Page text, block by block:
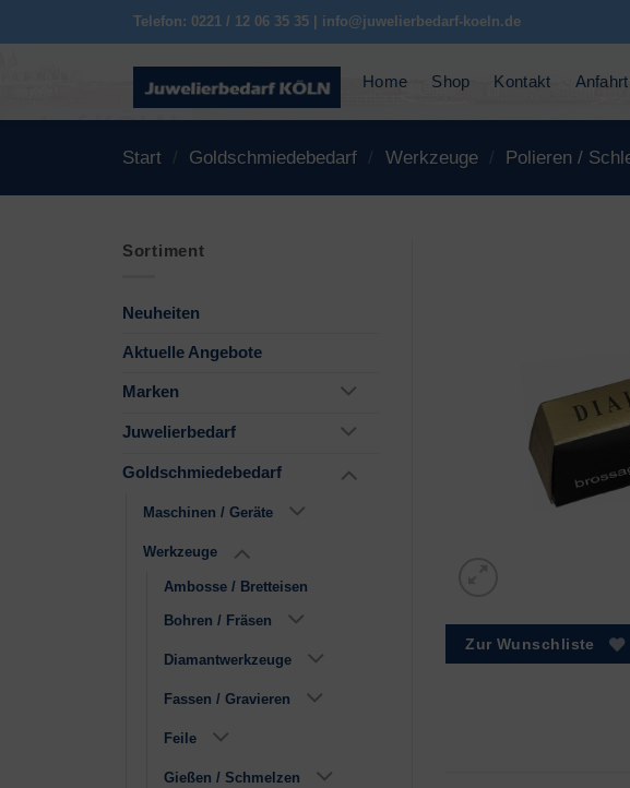
Telefon: 0221 / 12 06 35 35 | info@juwelierbedarf-koeln.de
Home Shop Kontakt
Start / Goldschmiedebedarf / Werkzeuge / Polieren /
Sortiment
Neuheiten
Aktuelle Angebote
Marken
Juwelierbedarf
Goldschmiedebedarf
Maschinen / Geräte
Werkzeuge
Ambosse / Bretteisen
Bohren / Fräsen
Diamantwerkzeuge
Fassen / Gravieren
Feile
Gießen / Schmelzen
Zur Wunschliste